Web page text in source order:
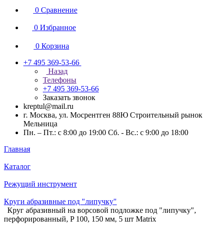
0 Сравнение
0 Избранное
0 Корзина
+7 495 369-53-66
Назад
Телефоны
+7 495 369-53-66
Заказать звонок
kreptul@mail.ru
г. Москва, ул. Мосрентген 88Ю Строительный рынок
Мельница
Пн. – Пт.: с 8:00 до 19:00 Сб. - Вс.: с 9:00 до 18:00
Главная
Каталог
Режущий инструмент
Круги абразивные под "липучку"
Круг абразивный на ворсовой подложке под "липучку",
перфорированный, P 100, 150 мм, 5 шт Matrix